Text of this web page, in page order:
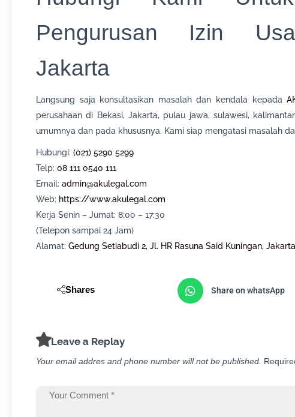
Pengurusan Izin
Jakarta
Langsung saja konsultasikan masalah dan kendala kepada
perusahaan di Bekasi, Jakarta, pulau jawa, sulawesi,
umumnya dan pada khususnya. Kami siap mengatasi masalah
Hubungi: (021) 5290 5299
Telp: 08 111 0540 111
Email: admin@akulegal.com
Web: https://www.akulegal.com
Kerja Senin – Jumat: 8:00 – 17:30
(Telepon sampai 24 Jam)
Alamat: Gedung Setiabudi 2, Jl. HR Rasuna Said Kuningan,
Shares Share on whatsApp
Leave a Replay
Your email addres and phone number will not be published.